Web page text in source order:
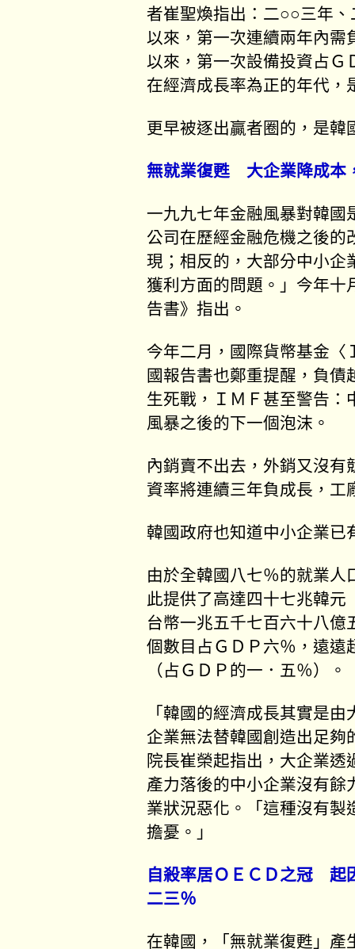
者崔聖煥指出：二○○三年
以來，第一次連續兩年內需
以來，第一次設備投資占Ｇ
在經濟成長率為正的年代，
更早被逐出贏者圈的，是韓
無就業復甦 大企業降成本
一九九七年金融風暴對韓國
公司在歷經金融危機之後的
現；相反的，大部分中小企
獲利方面的問題。」今年十
告書》指出。
今年二月，國際貨幣基金〈
國報告書也鄭重提醒，負
生死戰，ＩＭＦ甚至警告：
風暴之後的下一個泡沫。
內銷賣不出去，外銷又沒有
資率將連續三年負成長，工
韓國政府也知道中小企業已
由於全韓國八七％的就業人
此提供了高達四十七兆韓元
台幣一兆五千七百六十八億
個數目占ＧＤＰ六％，遠遠
（占ＧＤＰ的一．五％）。
「韓國的經濟成長其實是
企業無法替韓國創造出足夠
院長崔榮起指出，大企業
產力落後的中小企業沒有餘
業狀況惡化。「這種沒有製
擔憂。」
自殺率居ＯＥＣＤ之冠 起
二三％
在韓國，「無就業復甦」產